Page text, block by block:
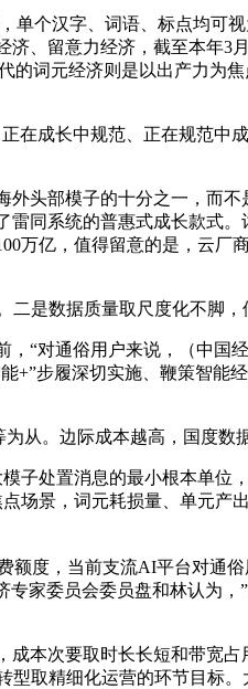
个汉字、词语、标点均可
、留意力经济，截至本年3
的词元经济则是以出产力为
成长中规范、正在规范中
头部模子的十分之一，而不
同系统的普惠式成长款式。
万亿，值得留意的是，云厂
是数据质量取尺度化不脚，
“对通俗用户来说，（中国
+”步履深切实施、鞭策智能
从。边际成本越高，国度数
子处置消息的最小根本单位
场景，词元耗损量、单元产
度，当前支流AI平台对通
家委员会委员盘和林认为
本次要取时长长短和带宽占
取精细化运营的环节目标。